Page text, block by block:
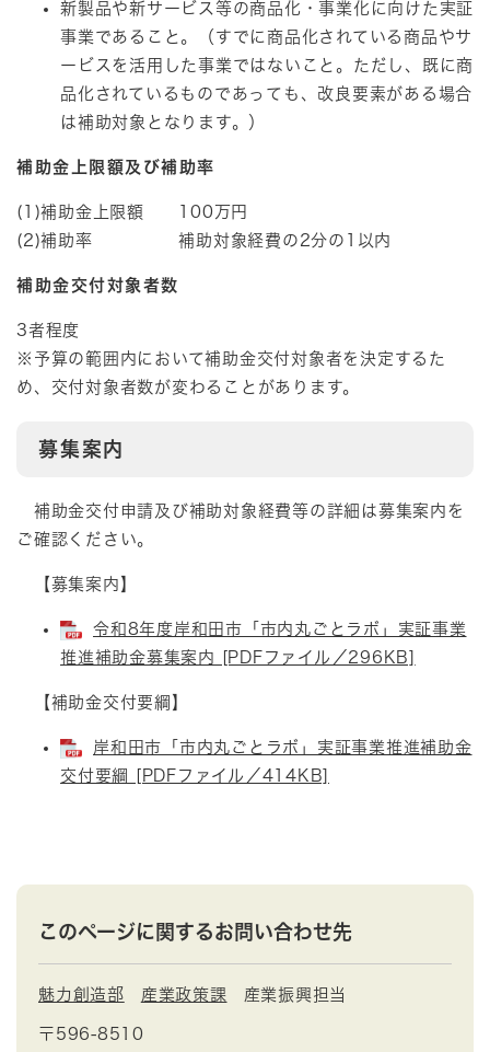
新製品や新サービス等の商品化・事業化に向けた実証
事業であること。（すでに商品化されている商品やサ
ービスを活用した事業ではないこと。ただし、既に商
品化されているものであっても、改良要素がある場合
は補助対象となります。）
補助金上限額及び補助率
(1)補助金上限額 100万円
(2)補助率 補助対象経費の2分の1以内
補助金交付対象者数
3者程度
​※予算の範囲内において補助金交付対象者を決定するた
め、交付対象者数が変わることがあります。
募集案内
補助金交付申請及び補助対象経費等の詳細は募集案内を
ご確認ください。
【募集案内】
令和8年度岸和田市「市内丸ごとラボ」実証事業
推進補助金募集案内 [PDFファイル／296KB]
【補助金交付要綱】
岸和田市「市内丸ごとラボ」実証事業推進補助金
交付要綱 [PDFファイル／414KB]
このページに関するお問い合わせ先
魅力創造部 産業政策課 産業振興担当
〒596-8510